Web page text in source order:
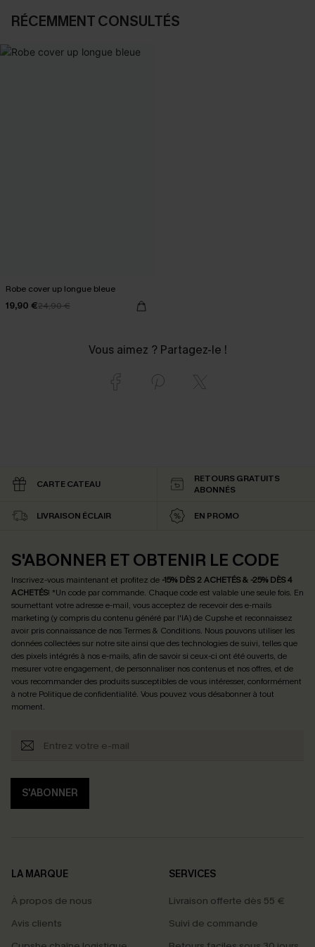
RÉCEMMENT CONSULTÉS
Robe cover up longue bleue
19,90 €24,90 €
Vous aimez ? Partagez-le !
CARTE CATEAU
RETOURS GRATUITS
ABONNÉS
LIVRAISON ÉCLAIR EN PROMO
S'ABONNER ET OBTENIR LE CODE
Inscrivez-vous maintenant et profitez de -15% DÈS 2 ACHETÉS & -25% DÈS 4
ACHETÉS! *Un code par commande. Chaque code est valable une seule fois. En
soumettant votre adresse e-mail, vous acceptez de recevoir des e-mails
marketing (y compris du contenu généré par l'IA) de Cupshe et reconnaissez
avoir pris connaissance de nosTermes & Conditions. Nous pouvons utiliser les
données collectées sur notre site ainsi que des technologies de suivi, telles que
des pixels intégrés à nos e-mails, afin de savoir si ceux-ci ont été ouverts, de
mesurer votre engagement, de personnaliser nos contenus et nos offres, et de
vous recommander des produits susceptibles de vous intéresser, conformément
à notre Politique de confidentialité. Vous pouvez vous désabonner à tout
moment.
S'ABONNER
LA MARQUE
À propos de nous
Avis clients
SERVICES
Livraison offerte dès 55 €
Suivi de commande